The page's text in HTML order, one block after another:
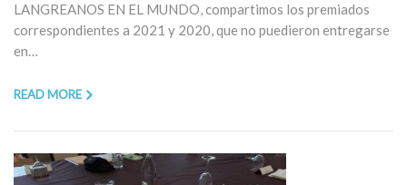
LANGREANOS EN EL MUNDO, compartimos los premiados
correspondientes a 2021 y 2020, que no puedieron entregarse
en…
READ MORE